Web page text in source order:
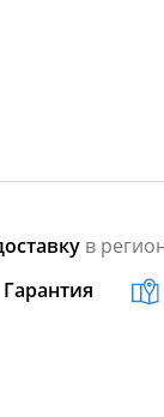
в
Гарантия